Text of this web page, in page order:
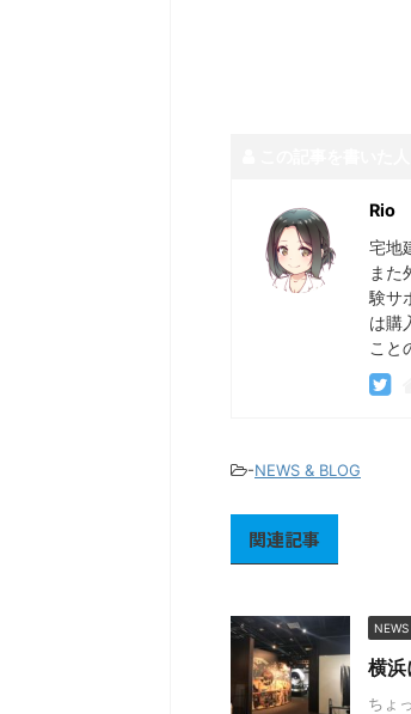
Rio
宅地
また
験サ
は購
こと
-NEWS & BLOG
関連記事
横浜
ちょ